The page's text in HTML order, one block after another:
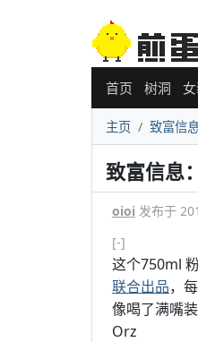
首页 树洞
主页 致富信
致富信息
oioi 发布于
[-]
这个750ml
联合出品，
像喝了满嘴
Orz